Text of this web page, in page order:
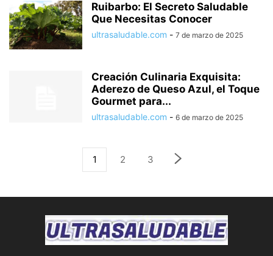
Ruibarbo: El Secreto Saludable
Que Necesitas Conocer
ultrasaludable.com - 7 de marzo de 2025
Creación Culinaria Exquisita:
Aderezo de Queso Azul, el Toque
Gourmet para...
ultrasaludable.com - 6 de marzo de 2025
1 2 3